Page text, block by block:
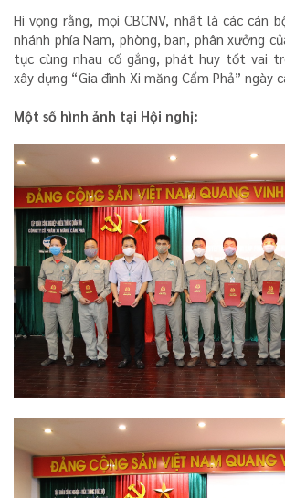
Hi vọng rằng, mọi CBCNV, nhất là các cán
nhánh phía Nam, phòng, ban, phân xưởng
tục cùng nhau cố gắng, phát huy tốt vai
xây dựng “Gia đình Xi măng Cẩm Phả” ngày
Một số hình ảnh tại Hội nghị: